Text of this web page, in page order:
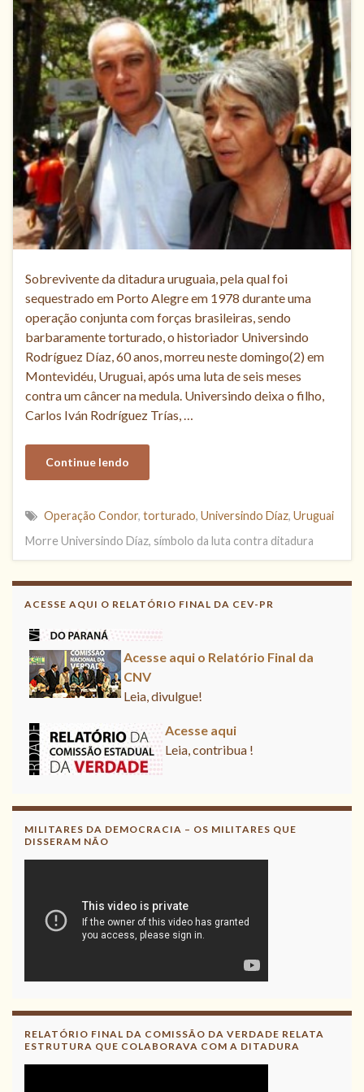
Sobrevivente da ditadura uruguaia, pela qual foi
sequestrado em Porto Alegre em 1978 durante uma
operação conjunta com forças brasileiras, sendo
barbaramente torturado, o historiador Universindo
Rodríguez Díaz, 60 anos, morreu neste domingo(2) em
Montevidéu, Uruguai, após uma luta de seis meses
contra um câncer na medula. Universindo deixa o filho,
Carlos Iván Rodríguez Trías, …
Continue lendo
Operação Condor, torturado, Universindo Díaz, Uruguai
Morre Universindo Díaz, símbolo da luta contra ditadura
ACESSE AQUI O RELATÓRIO FINAL DA CEV-PR
Leia, contribua !
MILITARES DA DEMOCRACIA – OS MILITARES QUE
DISSERAM NÃO
RELATÓRIO FINAL DA COMISSÃO DA VERDADE RELATA
ESTRUTURA QUE COLABORAVA COM A DITADURA